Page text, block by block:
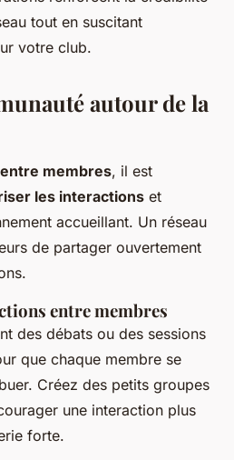
tout en suscitant
votre club.
autour de la
membres, il est
les interactions et
accueillant. Un réseau
de partager ouvertement
entre membres
des débats ou des sessions
que chaque membre se
Créez des petits groupes
une interaction plus
forte.